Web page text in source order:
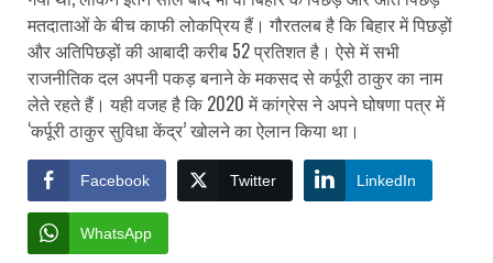
मतदाताओं के बीच काफी लोकप्रिय हैं। गौरतलब है कि बिहार में पिछड़ों
और अतिपिछड़ों की आबादी करीब 52 प्रतिशत है। ऐसे में सभी
राजनीतिक दल अपनी पकड़ बनाने के मकसद से कर्पूरी ठाकुर का नाम
लेते रहते हैं। यही वजह है कि 2020 में कांग्रेस ने अपने घोषणा पत्र में
‘कर्पूरी ठाकुर सुविधा केंद्र’ खोलने का ऐलान किया था।
Facebook Twitter LinkedIn
WhatsApp